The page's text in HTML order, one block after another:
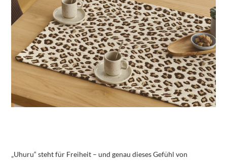
„Uhuru“ steht für Freiheit – und genau dieses Gefühl von